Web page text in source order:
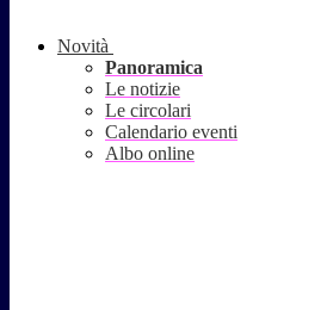
Novità
Panoramica
Le notizie
Le circolari
Calendario eventi
Albo online